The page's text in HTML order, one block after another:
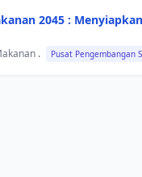
2045 :
. Pusat Pengembangan